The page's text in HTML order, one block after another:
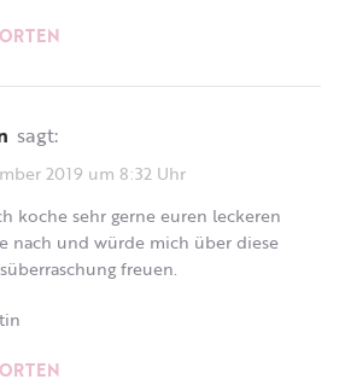
sagt:
2019 um 8:32 Uhr
koche sehr gerne euren leckeren
nach und würde mich über diese
freuen.